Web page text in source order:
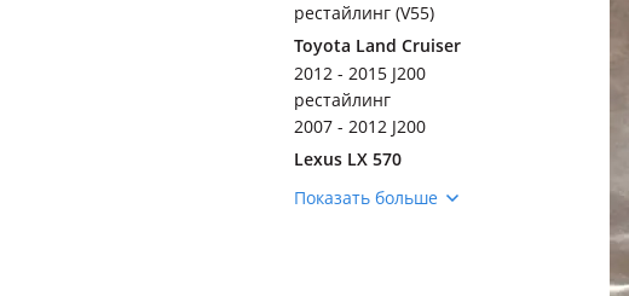
рестайлинг (V55)
Toyota Land Cruiser
2012 - 2015 J200
рестайлинг
2007 - 2012 J200
Lexus LX 570
2007 - 2012 3 поколение
Показать больше